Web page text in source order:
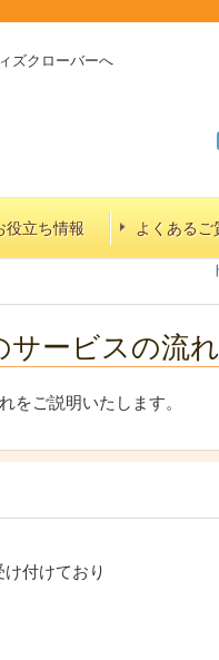
ズクローバーへ
役立ち情報 よくあるご
サービスの流れ
をご説明いたします。
付けており